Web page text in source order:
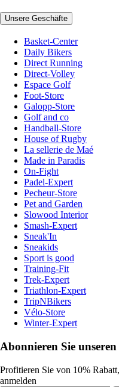
Unsere Geschäfte
Basket-Center
Daily Bikers
Direct Running
Direct-Volley
Espace Golf
Foot-Store
Galopp-Store
Golf and co
Handball-Store
House of Rugby
La sellerie de Maé
Made in Paradis
On-Fight
Padel-Expert
Pecheur-Store
Pet and Garden
Slowood Interior
Smash-Expert
Sneak'In
Sneakids
Sport is good
Training-Fit
Trek-Expert
Triathlon-Expert
TripNBikers
Vélo-Store
Winter-Expert
Abonnieren Sie
Profitieren Sie von 10%
anmelden